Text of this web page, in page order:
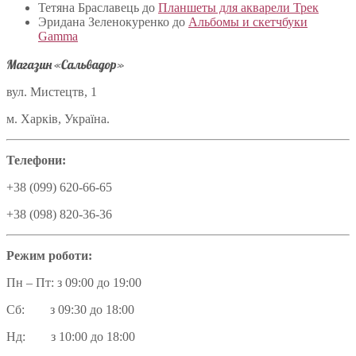
Тетяна Браславець до Планшеты для акварели Трек
Эридана Зеленокуренко до Альбомы и скетчбуки
Gamma
Магазин «Сальвадор»
вул. Мистецтв, 1
м. Харків, Україна.
Телефони:
+38 (099) 620-66-65
+38 (098) 820-36-36
Режим роботи:
Пн – Пт: з 09:00 до 19:00
Сб: з 09:30 до 18:00
Нд: з 10:00 до 18:00